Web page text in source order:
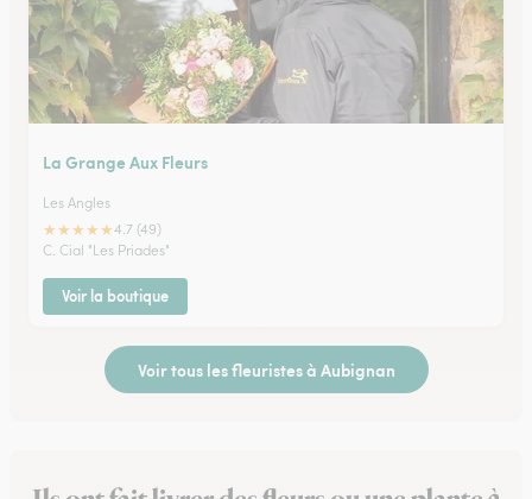
La Grange Aux Fleurs
Les Angles
★★★★★4.7 (49)
C. Cial "Les Priades"
Voir la boutique
Voir tous les fleuristes à Aubignan